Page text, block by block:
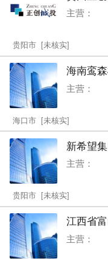
主营：
贵阳市 [未核实]
海南鸾
主营：
海口市 [未核实]
新希望
主营：
贵阳市 [未核实]
江西省
主营：